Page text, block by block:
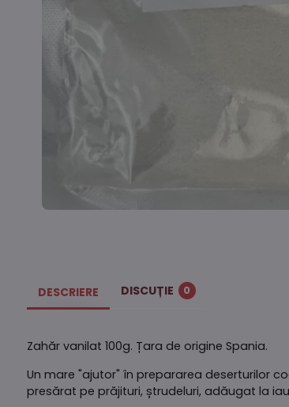
DESCRIERE DISCUȚIE 0
Zahăr vanilat 100g. Țara de origine Spania.
Un mare "ajutor" în prepararea deserturilor
presărat pe prăjituri, ștrudeluri, adăugat la